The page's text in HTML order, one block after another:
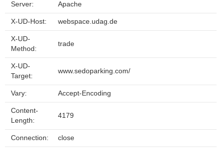
Server: Apache
X-UD-Host: webspace.udag.de
X-UD-
Method:
trade
X-UD-
Target:
www.sedoparking.com/
Vary: Accept-Encoding
Content-
Length:
4179
Connection: close